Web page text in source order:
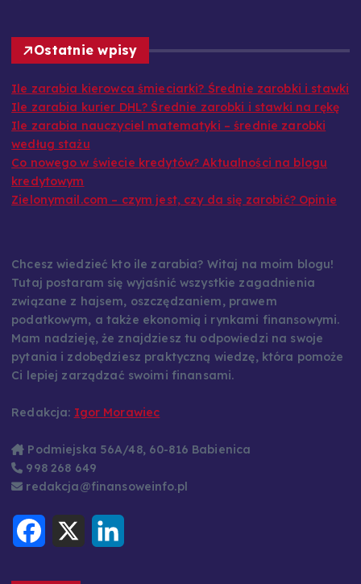
Ostatnie wpisy
Ile zarabia kierowca śmieciarki? Średnie zarobki i stawki
Ile zarabia kurier DHL? Średnie zarobki i stawki na rękę
Ile zarabia nauczyciel matematyki – średnie zarobki
według stażu
Co nowego w świecie kredytów? Aktualności na blogu
kredytowym
Chcesz wiedzieć kto ile zarabia? Witaj na moim blogu!
Tutaj postaram się wyjaśnić wszystkie zagadnienia
związane z hajsem, oszczędzaniem, prawem
podatkowym, a także ekonomią i rynkami finansowymi.
Mam nadzieję, że znajdziesz tu odpowiedzi na swoje
pytania i zdobędziesz praktyczną wiedzę, która pomoże
Podmiejska 56A/48, 60-816 Babienica
998 268 649
a